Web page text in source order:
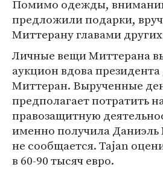
Помимо одежды,
предложили подарки,
Миттерану главами других
Личные вещи Миттерана
аукцион вдова
Миттеран. Вырученные
предполагает потратить
правозащитную
именно получила
не сообщается. Tajan
в 60-90 тысяч евро.